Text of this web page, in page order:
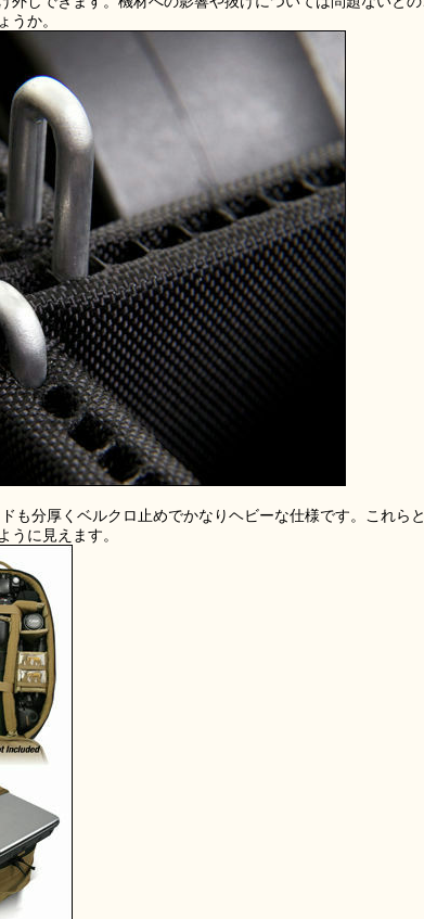
うか。
も分厚くベルクロ止めでかなりヘビーな仕様です。これら
うに見えます。